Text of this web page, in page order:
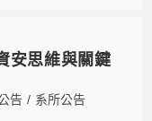
安思維與關鍵
告 / 系所公告